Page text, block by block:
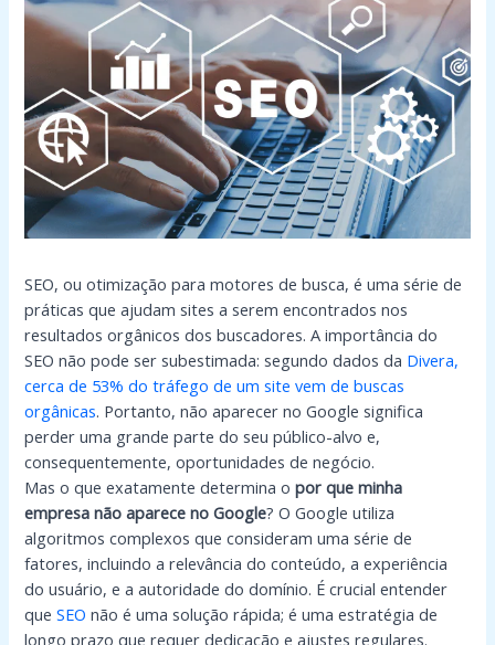
SEO, ou otimização para motores de busca, é uma série de
práticas que ajudam sites a serem encontrados nos
resultados orgânicos dos buscadores. A importância do
SEO não pode ser subestimada: segundo dados da Divera,
cerca de 53% do tráfego de um site vem de buscas
orgânicas. Portanto, não aparecer no Google significa
perder uma grande parte do seu público-alvo e,
consequentemente, oportunidades de negócio.
Mas o que exatamente determina opor que minha
empresa não aparece no Google? O Google utiliza
algoritmos complexos que consideram uma série de
fatores, incluindo a relevância do conteúdo, a experiência
do usuário, e a autoridade do domínio. É crucial entender
queSEO não é uma solução rápida; é uma estratégia de
longo prazo que requer dedicação e ajustes regulares.